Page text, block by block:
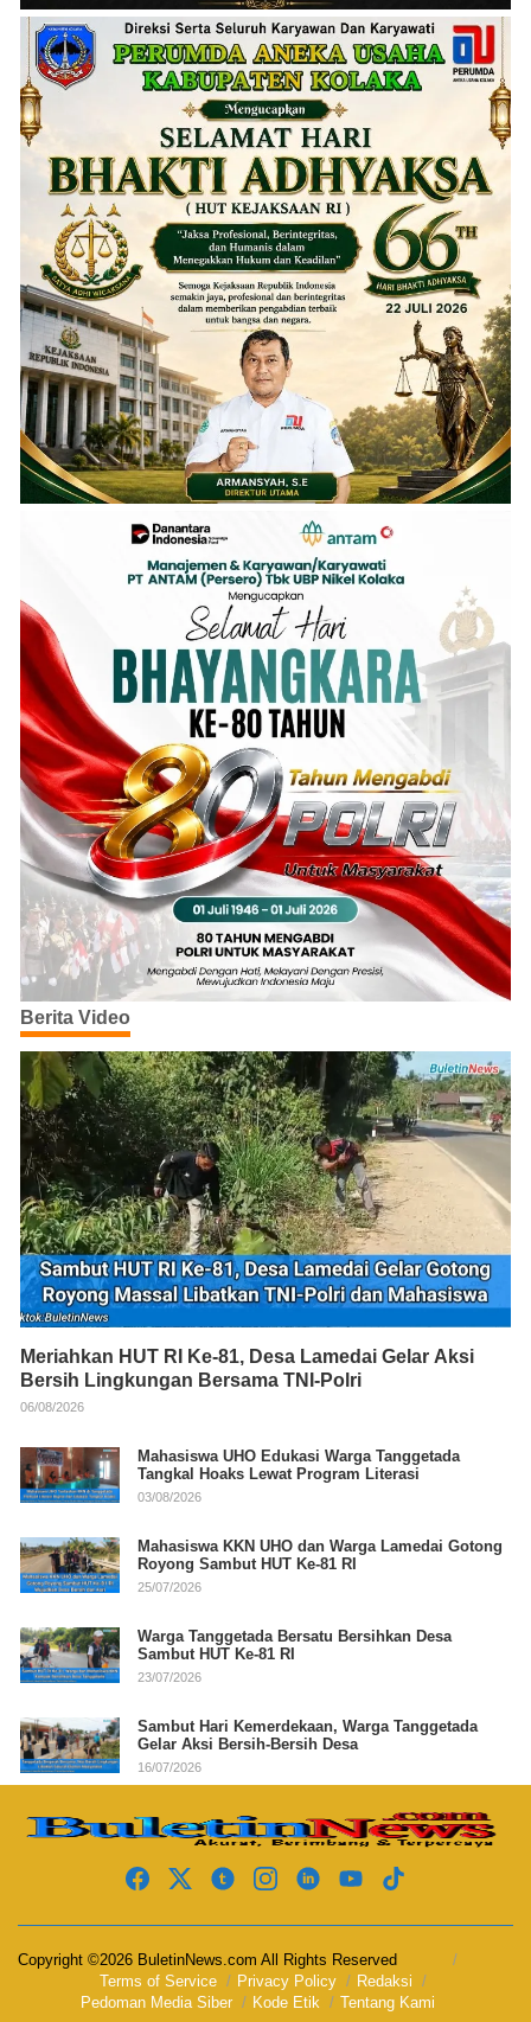
Berita Video
Meriahkan HUT RI Ke-81, Desa Lamedai Gelar Aksi
Bersih Lingkungan Bersama TNI-Polri
06/08/2026
Mahasiswa UHO Edukasi Warga Tanggetada
Tangkal Hoaks Lewat Program Literasi
03/08/2026
Mahasiswa KKN UHO dan Warga Lamedai Gotong
Royong Sambut HUT Ke-81 RI
25/07/2026
Warga Tanggetada Bersatu Bersihkan Desa
Sambut HUT Ke-81 RI
23/07/2026
Sambut Hari Kemerdekaan, Warga Tanggetada
Gelar Aksi Bersih-Bersih Desa
16/07/2026
Copyright ©2026 BuletinNews.com All Rights Reserved
Terms of Service
Privacy Policy
Redaksi
Pedoman Media Siber
Kode Etik Tentang Kami